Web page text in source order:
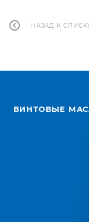
НАЗАД К
ВИНТОВЫЕ